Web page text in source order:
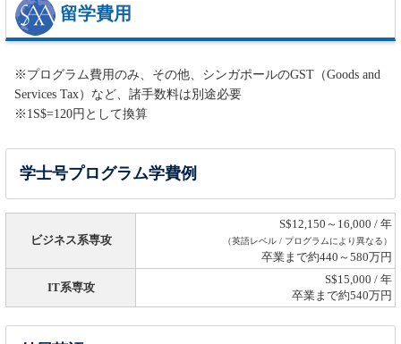
留学費用
※プログラム費用のみ、その他、シンガポールのGST（Goods and
Services Tax）など、諸手数料は別途必要
※1S$=120円として換算
学士号プログラム学費例
ビジネス系専攻
S$12,150～16,000 / 年
（英語レベル / プログラムにより異なる）
卒業まで約440～580万円
IT系専攻
S$15,000 / 年
卒業まで約540万円